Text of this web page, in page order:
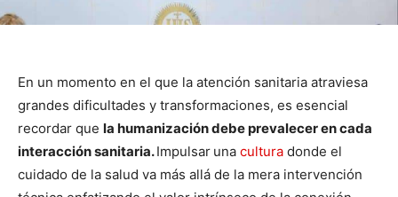
En un momento en el que la atención sanitaria atraviesa
grandes dificultades y transformaciones, es esencial
recordar que la humanización debe prevalecer en cada
interacción sanitaria.Impulsar una cultura donde el
cuidado de la salud va más allá de la mera intervención